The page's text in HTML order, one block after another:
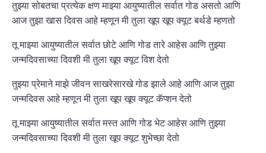
तुझ्या सोबतचा प्रत्येक क्षण माझ्या आयुष्यातील सर्वात गोड असतो आणि
आज तुझा खास दिवस आहे म्हणून मी तुला खूप खूप क्यूट बर्थडे म्हणतो
तू माझ्या आयुष्यातील सर्वात छोटे आणि गोड तारे आहेस आणि तुझ्या
जन्मदिवसाच्या दिवशी मी तुला खूप क्यूट विश देतो
तुझ्या प्रेमाने माझे जीवन साखरेसारखे गोड झाले आहे आणि आज तुझा
जन्मदिवस आहे म्हणून मी तुला खूप खूप क्यूट कॅप्शन देतो
तू माझ्या आयुष्यातील सर्वात मस्त आणि गोड भेट आहेस आणि तुझ्या
जन्मदिवसाच्या दिवशी मी तुला खूप क्यूट शुभेच्छा देतो